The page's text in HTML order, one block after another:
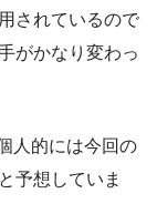
されているので
がかなり変わっ
人的には今回の
予想していま